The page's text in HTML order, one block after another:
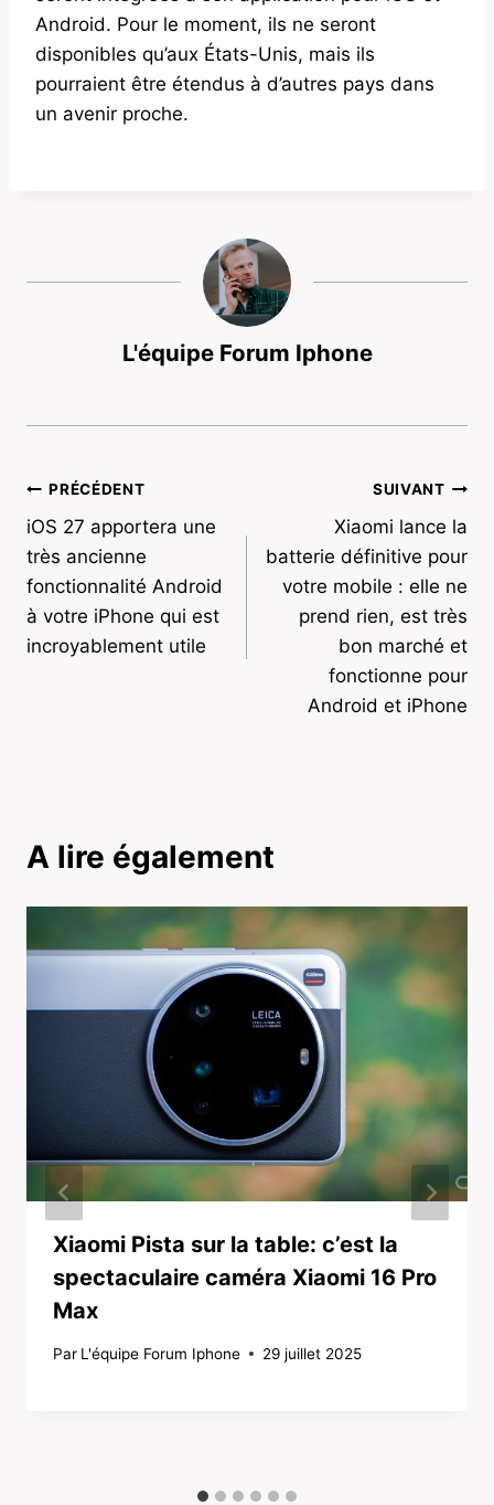
Android. Pour le moment, ils ne seront
disponibles qu’aux États-Unis, mais ils
pourraient être étendus à d’autres pays dans
un avenir proche.
L'équipe Forum Iphone
Navigation
de
l’article
PRÉCÉDENT
iOS 27 apportera une
très ancienne
fonctionnalité Android
à votre iPhone qui est
incroyablement utile
SUIVANT
Xiaomi lance la
batterie définitive pour
votre mobile : elle ne
prend rien, est très
bon marché et
fonctionne pour
Android et iPhone
A lire également
Xiaomi Pista sur la table: c’est la
spectaculaire caméra Xiaomi 16 Pro
Max
Par L'équipe Forum Iphone 29 juillet 2025